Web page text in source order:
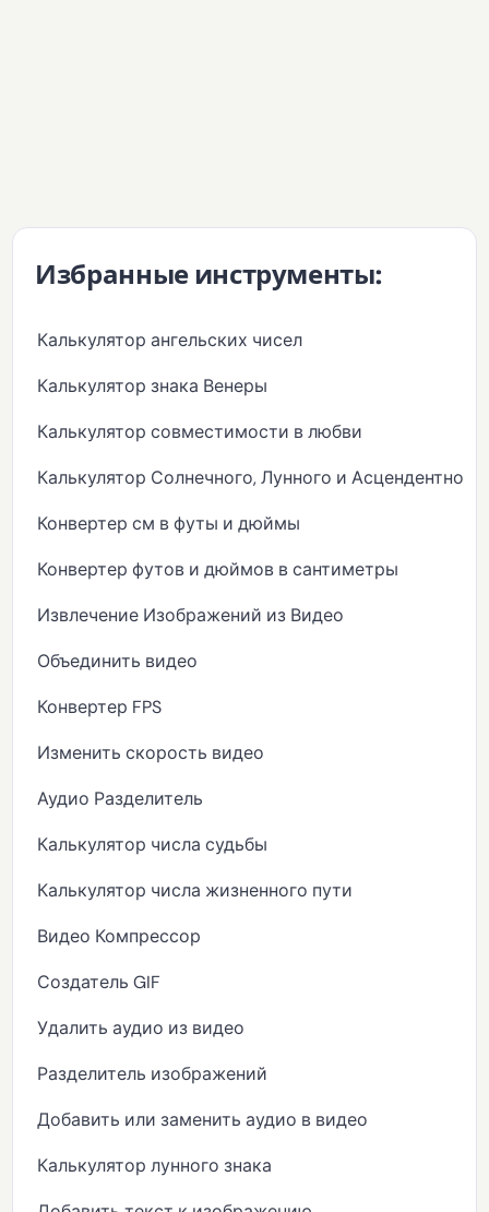
Избранные инструменты:
Калькулятор ангельских чисел
Калькулятор знака Венеры
Калькулятор совместимости в любви
Калькулятор Солнечного, Лунного и Асцендентного
Конвертер см в футы и дюймы
Конвертер футов и дюймов в сантиметры
Извлечение Изображений из Видео
Объединить видео
Конвертер FPS
Изменить скорость видео
Аудио Разделитель
Калькулятор числа судьбы
Калькулятор числа жизненного пути
Видео Компрессор
Создатель GIF
Удалить аудио из видео
Разделитель изображений
Добавить или заменить аудио в видео
Калькулятор лунного знака